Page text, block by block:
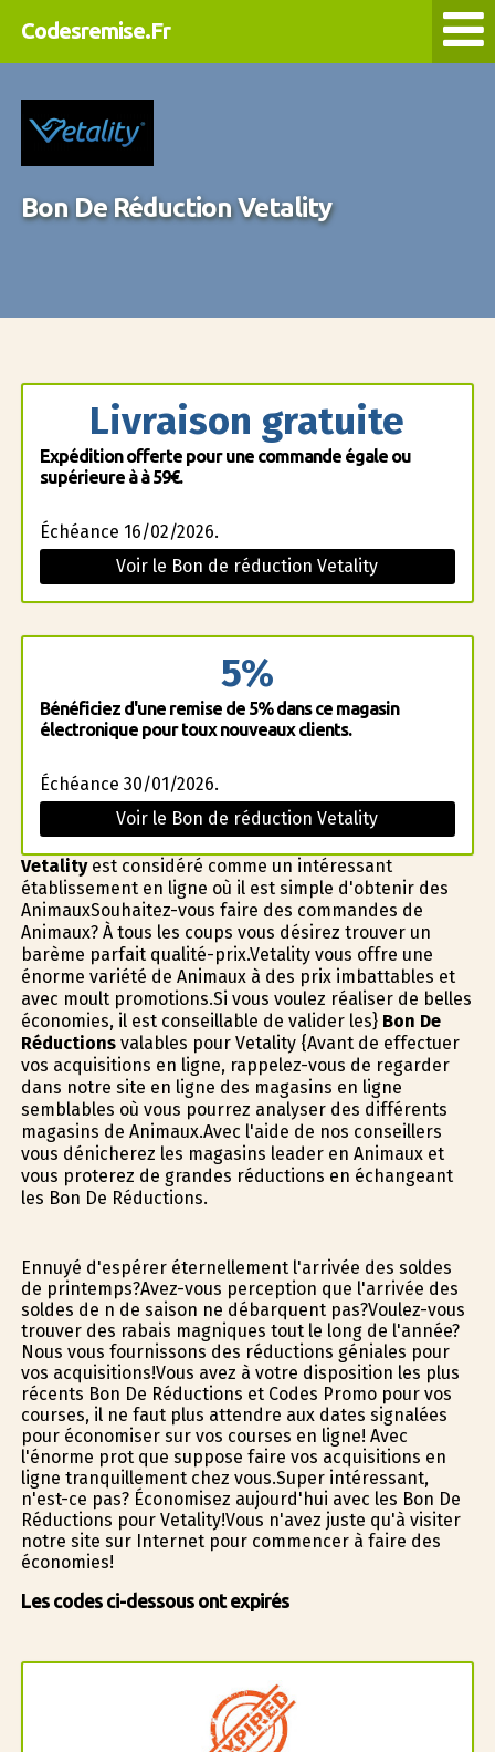
Codesremise.Fr
Bon De Réduction Vetality
Livraison gratuite
Expédition offerte pour une commande égale ou
supérieure à à 59€.
Échéance 16/02/2026.
Voir le Bon de réduction Vetality
5%
Bénéficiez d'une remise de 5% dans ce magasin
électronique pour toux nouveaux clients.
Échéance 30/01/2026.
Voir le Bon de réduction Vetality
Vetalityest considéré comme un intéressant
établissement en ligne où il est simple d'obtenir des
AnimauxSouhaitez-vous faire des commandes de
Animaux? À tous les coups vous désirez trouver un
barème parfait qualité-prix.Vetality vous offre une
énorme variété de Animaux à des prix imbattables et
avec moult promotions.Si vous voulez réaliser de belles
économies, il est conseillable de valider les} Bon De
Réductionsvalables pour Vetality {Avant de effectuer
vos acquisitions en ligne, rappelez-vous de regarder
dans notre site en ligne des magasins en ligne
semblables où vous pourrez analyser des différents
magasins de Animaux.Avec l'aide de nos conseillers
vous dénicherez les magasins leader en Animaux et
vous profiterez de grandes réductions en échangeant
les Bon De Réductions.
Ennuyé d'espérer éternellement l'arrivée des soldes
de printemps?Avez-vous perception que l'arrivée des
soldes de fin de saison ne débarquent pas?Voulez-vous
trouver des rabais magnifiques tout le long de l'année?
Nous vous fournissons des réductions géniales pour
vos acquisitions!Vous avez à votre disposition les plus
récents Bon De Réductions et Codes Promo pour vos
courses, il ne faut plus attendre aux dates signalées
pour économiser sur vos courses en ligne! Avec
l'énorme profit que suppose faire vos acquisitions en
ligne tranquillement chez vous.Super intéressant,
n'est-ce pas? Économisez aujourd'hui avec les Bon De
Réductions pour Vetality!Vous n'avez juste qu'à visiter
notre site sur Internet pour commencer à faire des
économies!
Les codes ci-dessous ont expirés